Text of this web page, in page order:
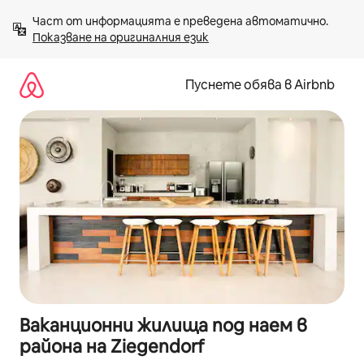
към
съдържанието
Показване на оригиналния език
Пуснете обява в Airbnb
Ваканционни жилища под наем в
района на Ziegendorf